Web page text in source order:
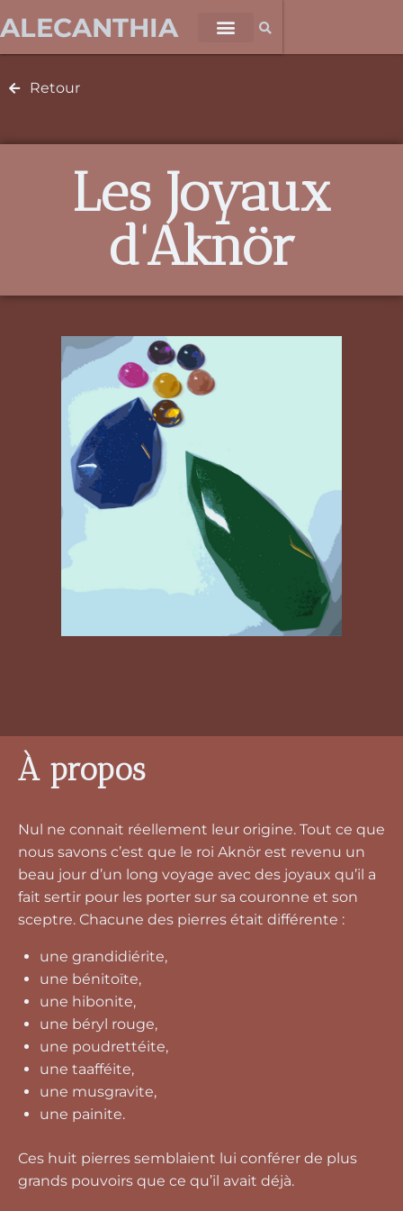
ALECANTHIA
Retour
Les Joyaux
d'Aknör
À propos
Nul ne connait réellement leur origine. Tout ce que
nous savons c’est que le roi Aknör est revenu un
beau jour d’un long voyage avec des joyaux qu’il a
fait sertir pour les porter sur sa couronne et son
sceptre. Chacune des pierres était différente :
une grandidiérite,
une bénitoïte,
une hibonite,
une béryl rouge,
une poudrettéite,
une taafféite,
une musgravite,
une painite.
Ces huit pierres semblaient lui conférer de plus
grands pouvoirs que ce qu’il avait déjà.